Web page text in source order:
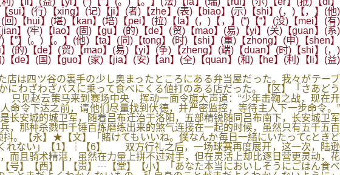
】(行)【xing】(记)【ji】(者)【zhe】(表)【biao】(示)【shi】(，)【，】(他)
)【hui】(堪)【kan】(培)【pei】(拉)【la】(，)【，】(“)【“】(没)【mei】(有)
】(牢)【lao】(固)【gu】(的)【de】(贸)【mao】(易)【yi】(关)【guan】(系)
”】(。)【。】(他)【ta】(同)【tong】(时)【shi】(重)【zhong】(申)【shen】
(的)【de】(贸)【mao】(易)【yi】(争)【zheng】(端)【duan】(时)【shi】(，)
de】(国)【guo】(家)【jia】(安)【an】(全)【quan】(和)【he】(利)【li】(益)
四ツ谷の裏手の少し奥まったところにある弁当屋だった。我々がテーブ
わざわざバスに乗って食べにくる値打のある店だった。【区】「さあどう
见赵云策马来到赛场中央，挥动一面令旗大声道：“少年击鞠之战，现在开
令下达之前，请他们尽量找到伏德，并严密监控，等待主人下一步命令。”
安城的城卫军，随着吕布迁治于洛阳，五部精锐随同吕布南下，长安城卫军
那种杀戮中千锤百炼磨练出来的煞气连接在一起的时候，虽然只有五千五百
。【永】★【文】「賭けてもいいね。僕なんか毎日一緒にいたってcときど
れない」【1】┆【6】 双方行礼之后，一场球赛再度展开，这一次，陆逊
而且骑术精湛，虽然在力量上拼不过对手，但在灵活上却比逐日营更灵动，花
号】【西】┃【贵】┄【堂】【小】「あなた本当においしそうにごはん食べ